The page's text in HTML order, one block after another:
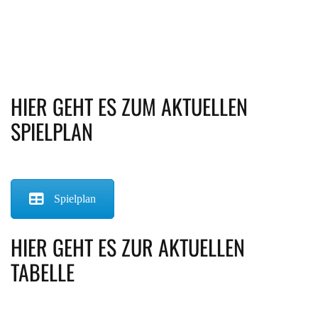
HIER GEHT ES ZUM AKTUELLEN
SPIELPLAN
Spielplan
HIER GEHT ES ZUR AKTUELLEN
TABELLE